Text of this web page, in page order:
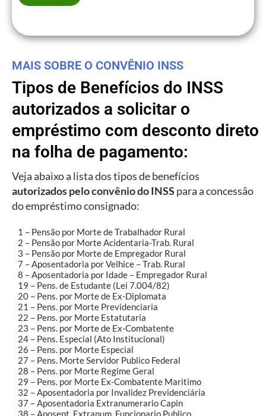
MAIS SOBRE O CONVÊNIO INSS
Tipos de Benefícios do INSS
autorizados a solicitar o
empréstimo com desconto direto
na folha de pagamento:
Veja abaixo a lista dos tipos de benefícios
autorizados pelo convênio do INSS para a concessão
do empréstimo consignado:
1 – Pensão por Morte de Trabalhador Rural
2 – Pensão por Morte Acidentaria-Trab. Rural
3 – Pensão por Morte de Empregador Rural
7 – Aposentadoria por Velhice – Trab. Rural
8 – Aposentadoria por Idade – Empregador Rural
19 – Pens. de Estudante (Lei 7.004/82)
20 – Pens. por Morte de Ex-Diplomata
21 – Pens. por Morte Previdenciaria
22 – Pens. por Morte Estatutaria
23 – Pens. por Morte de Ex-Combatente
24 – Pens. Especial (Ato Institucional)
26 – Pens. por Morte Especial
27 – Pens. Morte Servidor Publico Federal
28 – Pens. por Morte Regime Geral
29 – Pens. por Morte Ex-Combatente Maritimo
32 – Aposentadoria por Invalidez Previdenciária
37 – Aposentadoria Extranumerario Capin
38 – Aposent. Extranum. Funcionario Publico